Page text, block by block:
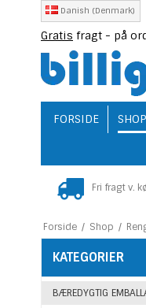
Danish (Denmark)
Gratis fragt - på
FORSIDE SHOP
Fri fragt v.
Forside / Shop /
KATEGORIER
BÆREDYGTIG